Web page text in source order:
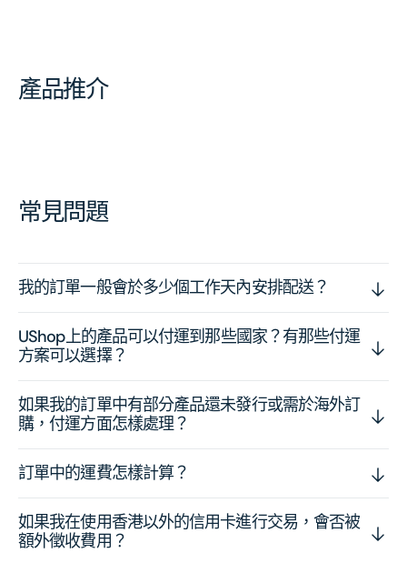
產品推介
常見問題
我的訂單一般會於多少個工作天內安排配送？
UShop上的產品可以付運到那些國家？有那些付運
方案可以選擇？
如果我的訂單中有部分產品還未發行或需於海外訂
購，付運方面怎樣處理？
訂單中的運費怎樣計算？
如果我在使用香港以外的信用卡進行交易，會否被
額外徵收費用？